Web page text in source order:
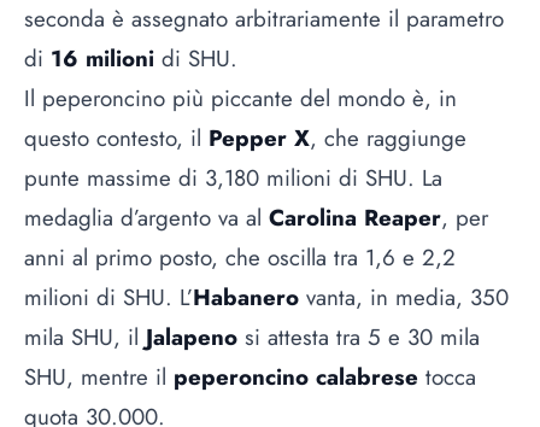
seconda è assegnato arbitrariamente il parametro
di 16 milioni di SHU.
Il peperoncino più piccante del mondo è, in
questo contesto, il Pepper X, che raggiunge
punte massime di 3,180 milioni di SHU. La
medaglia d’argento va al Carolina Reaper, per
anni al primo posto, che oscilla tra 1,6 e 2,2
milioni di SHU. L’Habanero vanta, in media, 350
mila SHU, il Jalapeno si attesta tra 5 e 30 mila
SHU, mentre il peperoncino calabrese tocca
quota 30.000.